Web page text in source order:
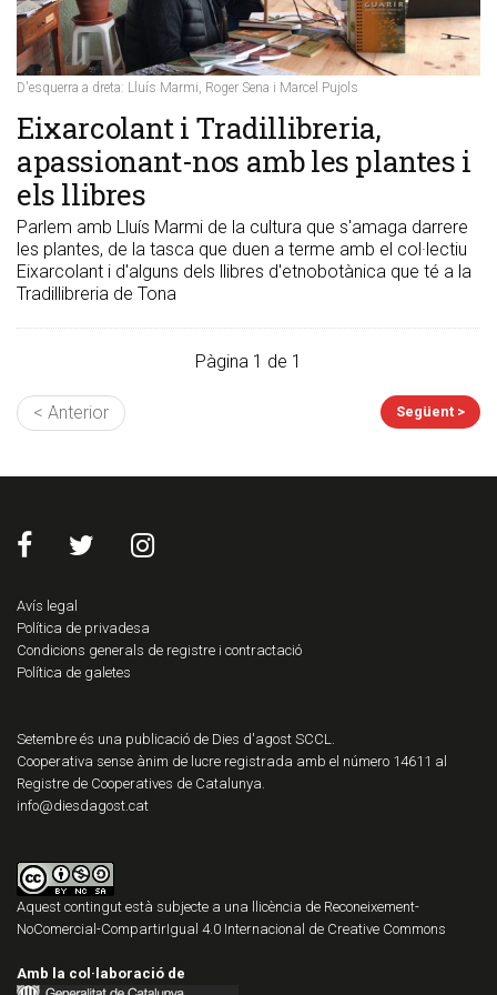
D'esquerra a dreta: Lluís Marmi, Roger Sena i Marcel Pujols
Eixarcolant i Tradillibreria,
apassionant-nos amb les plantes i
els llibres
Parlem amb Lluís Marmi de la cultura que s'amaga darrere
les plantes, de la tasca que duen a terme amb el col·lectiu
Eixarcolant i d'alguns dels llibres d'etnobotànica que té a la
Tradillibreria de Tona
Pàgina 1 de 1
< Anterior Següent >
Avís legal
Política de privadesa
Condicions generals de registre i contractació
Política de galetes
Setembre és una publicació de Dies d'agost SCCL.
Cooperativa sense ànim de lucre registrada amb el número 14611 al
Registre de Cooperatives de Catalunya.
info@diesdagost.cat
Aquest contingut està subjecte a una llicència de Reconeixement-
NoComercial-CompartirIgual 4.0 Internacional de Creative Commons
Amb la col·laboració de